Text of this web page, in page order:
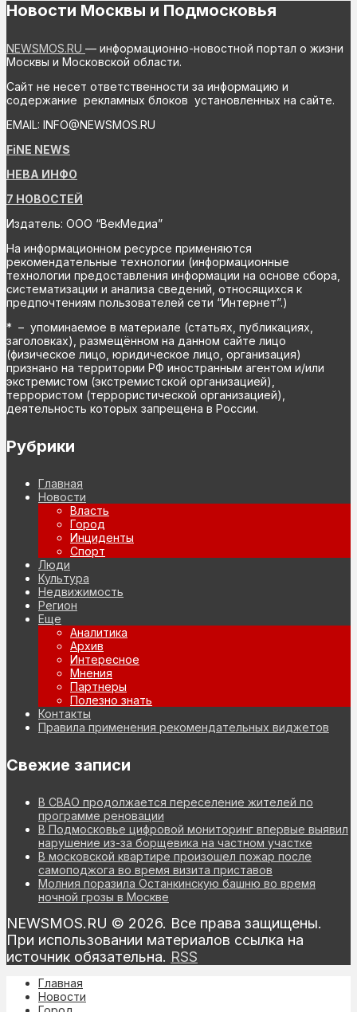
Новости Москвы и Подмосковья
NEWSMOS.RU — информационно-новостной портал о жизни
Москвы и Московской области.
Сайт не несет ответственности за информацию и
содержание рекламных блоков установленных на сайте.
EMAIL: INFO@NEWSMOS.RU
FiNE NEWS
НЕВА ИНФО
7 НОВОСТЕЙ
Издатель: ООО “ВекМедиа”
На информационном ресурсе применяются
рекомендательные технологии (информационные
технологии предоставления информации на основе сбора,
систематизации и анализа сведений, относящихся к
предпочтениям пользователей сети “Интернет”.)
* – упоминаемое в материале (статьях, публикациях,
заголовках), размещённом на данном сайте лицо
(физическое лицо, юридическое лицо, организация)
признано на территории РФ иностранным агентом и/или
экстремистом (экстремистской организацией),
террористом (террористической организацией),
деятельность которых запрещена в России.
Рубрики
Главная
Новости
Власть
Город
Инциденты
Спорт
Люди
Культура
Недвижимость
Регион
Еще
Аналитика
Архив
Интересное
Мнения
Партнеры
Полезно знать
Контакты
Правила применения рекомендательных виджетов
Свежие записи
В СВАО продолжается переселение жителей по
программе реновации
В Подмосковье цифровой мониторинг впервые выявил
нарушение из-за борщевика на частном участке
В московской квартире произошел пожар после
самоподжога во время визита приставов
Молния поразила Останкинскую башню во время
ночной грозы в Москве
NEWSMOS.RU © 2026. Все права защищены.
При использовании материалов ссылка на
источник обязательна. RSS
Главная
Новости